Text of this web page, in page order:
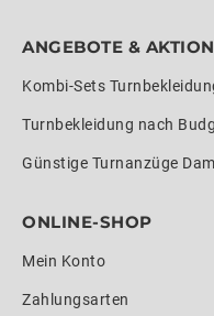
ANGEBOTE &
Kombi-Sets
Turnbekleidung nach
Günstige Turnanzüge
ONLINE-SHOP
Mein Konto
Zahlungsarten